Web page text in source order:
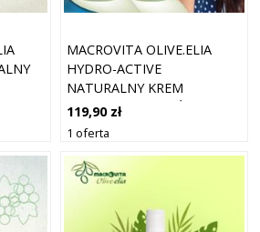
MACROVITA OLIVE.ELIA
HYDRO-ACTIVE
NATURALNY KREM
AKTYWNIE NAWILŻAJĄCY Z
BIO-OLIWĄ I SZAŁWIĄ DO
NORMALNEJ 50ML
119,90 zł
1 oferta